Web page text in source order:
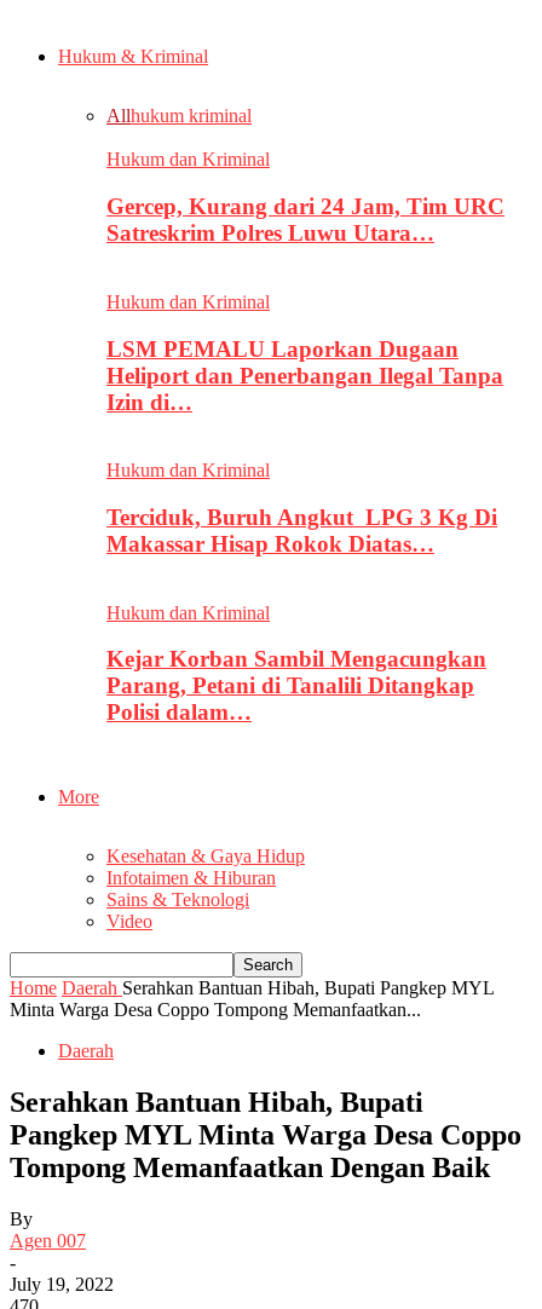
Hukum & Kriminal
Allhukum kriminal
Hukum dan Kriminal
Gercep, Kurang dari 24 Jam, Tim URC
Satreskrim Polres Luwu Utara…
Hukum dan Kriminal
LSM PEMALU Laporkan Dugaan
Heliport dan Penerbangan Ilegal Tanpa
Izin di…
Hukum dan Kriminal
Terciduk, Buruh Angkut LPG 3 Kg Di
Makassar Hisap Rokok Diatas…
Hukum dan Kriminal
Kejar Korban Sambil Mengacungkan
Parang, Petani di Tanalili Ditangkap
Polisi dalam…
More
Kesehatan & Gaya Hidup
Infotaimen & Hiburan
Sains & Teknologi
Video
Home Daerah Serahkan Bantuan Hibah, Bupati Pangkep MYL
Minta Warga Desa Coppo Tompong Memanfaatkan...
Daerah
Serahkan Bantuan Hibah, Bupati
Pangkep MYL Minta Warga Desa Coppo
Tompong Memanfaatkan Dengan Baik
By
Agen 007
-
July 19, 2022